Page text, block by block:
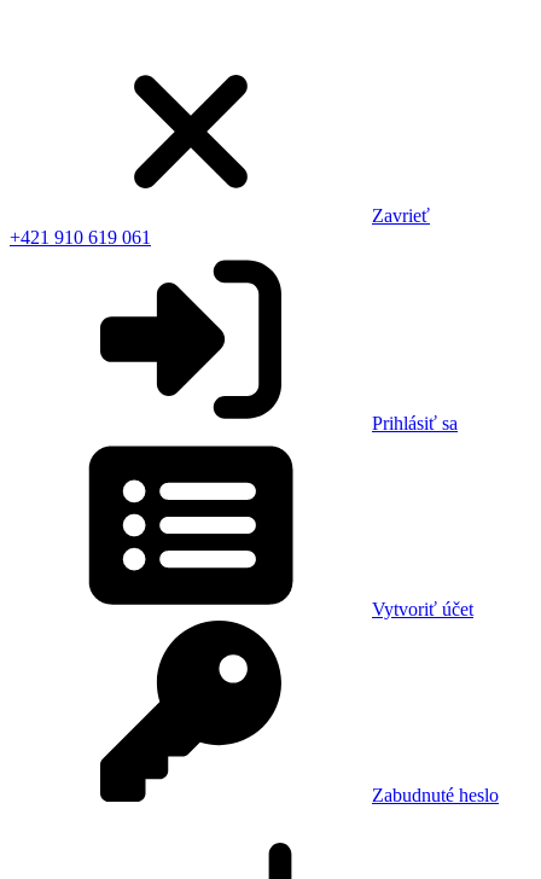
Zavrieť
+421 910 619 061
Prihlásiť sa
Vytvoriť účet
Zabudnuté heslo